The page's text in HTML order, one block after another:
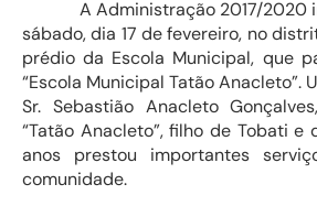
A Administração 2017/2020
sábado, dia 17 de fevereiro, no
prédio da Escola Municipal, que
“Escola Municipal Tatão Anacleto”.
Sr. Sebastião Anacleto
“Tatão Anacleto”, filho de Tobati e
anos prestou importantes
comunidade.